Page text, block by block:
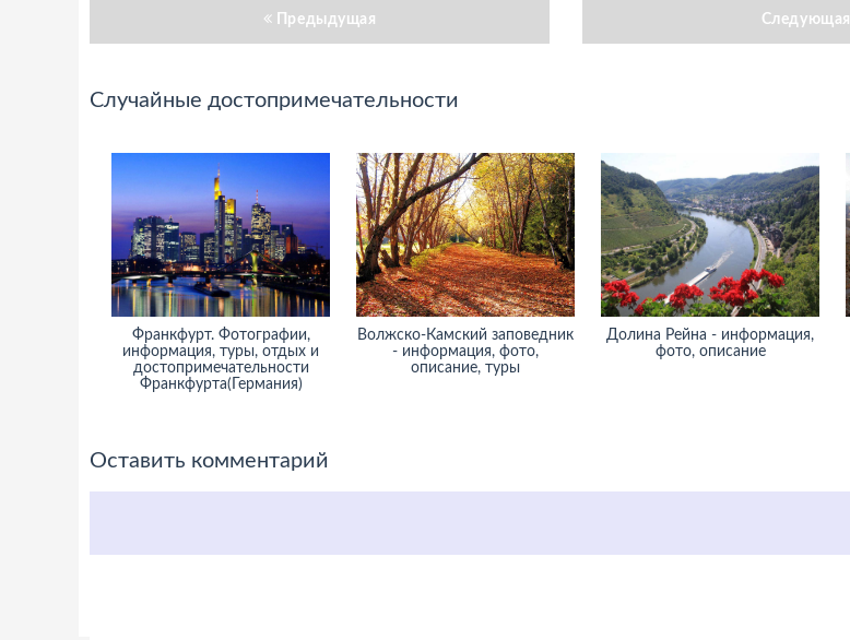
Предыдущая Следующая
Случайные достопримечательности
Франкфурт. Фотографии,
информация, туры, отдых и
достопримечательности
Франкфурта(Германия)
Волжско-Камский заповедник
- информация, фото,
описание, туры
Долина Рейна - информация,
фото, описание
Оставить комментарий